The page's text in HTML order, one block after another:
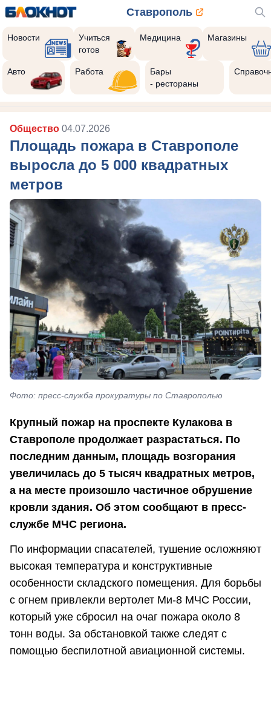
Ставрополь
Новости
Учиться
готов
Медицина Магазины
Авто Работа
Бары
- рестораны
Общество 04.07.2026
Площадь пожара в Ставрополе
выросла до 5 000 квадратных
метров
Фото: пресс-служба прокуратуры по Ставрополью
Крупный пожар на проспекте Кулакова в
Ставрополе продолжает разрастаться. По
последним данным, площадь возгорания
увеличилась до 5 тысяч квадратных метров,
а на месте произошло частичное обрушение
кровли здания. Об этом сообщают в пресс-
службе МЧС региона.
По информации спасателей, тушение осложняют
высокая температура и конструктивные
особенности складского помещения. Для борьбы
с огнем привлекли вертолет Ми-8 МЧС России,
который уже сбросил на очаг пожара около 8
тонн воды. За обстановкой также следят с
помощью беспилотной авиационной системы.